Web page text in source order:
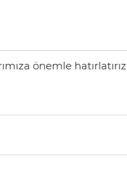
önemle